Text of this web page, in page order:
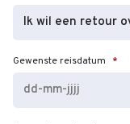
Gewenste reisdatum *